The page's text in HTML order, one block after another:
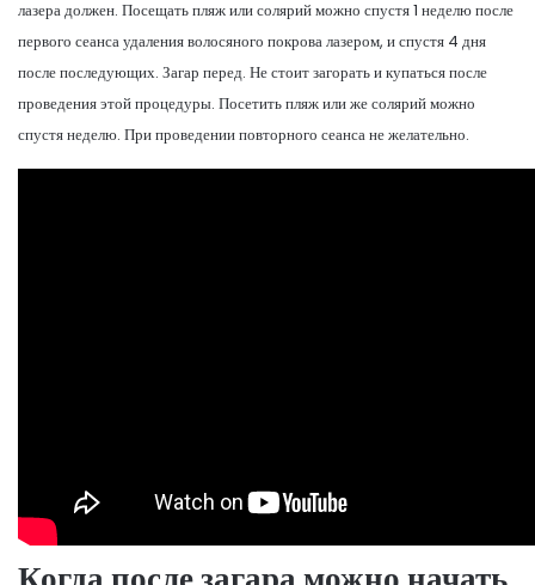
лазера должен. Посещать пляж или солярий можно спустя 1 неделю после
первого сеанса удаления волосяного покрова лазером, и спустя 4 дня
после последующих. Загар перед. Не стоит загорать и купаться после
проведения этой процедуры. Посетить пляж или же солярий можно
спустя неделю. При проведении повторного сеанса не желательно.